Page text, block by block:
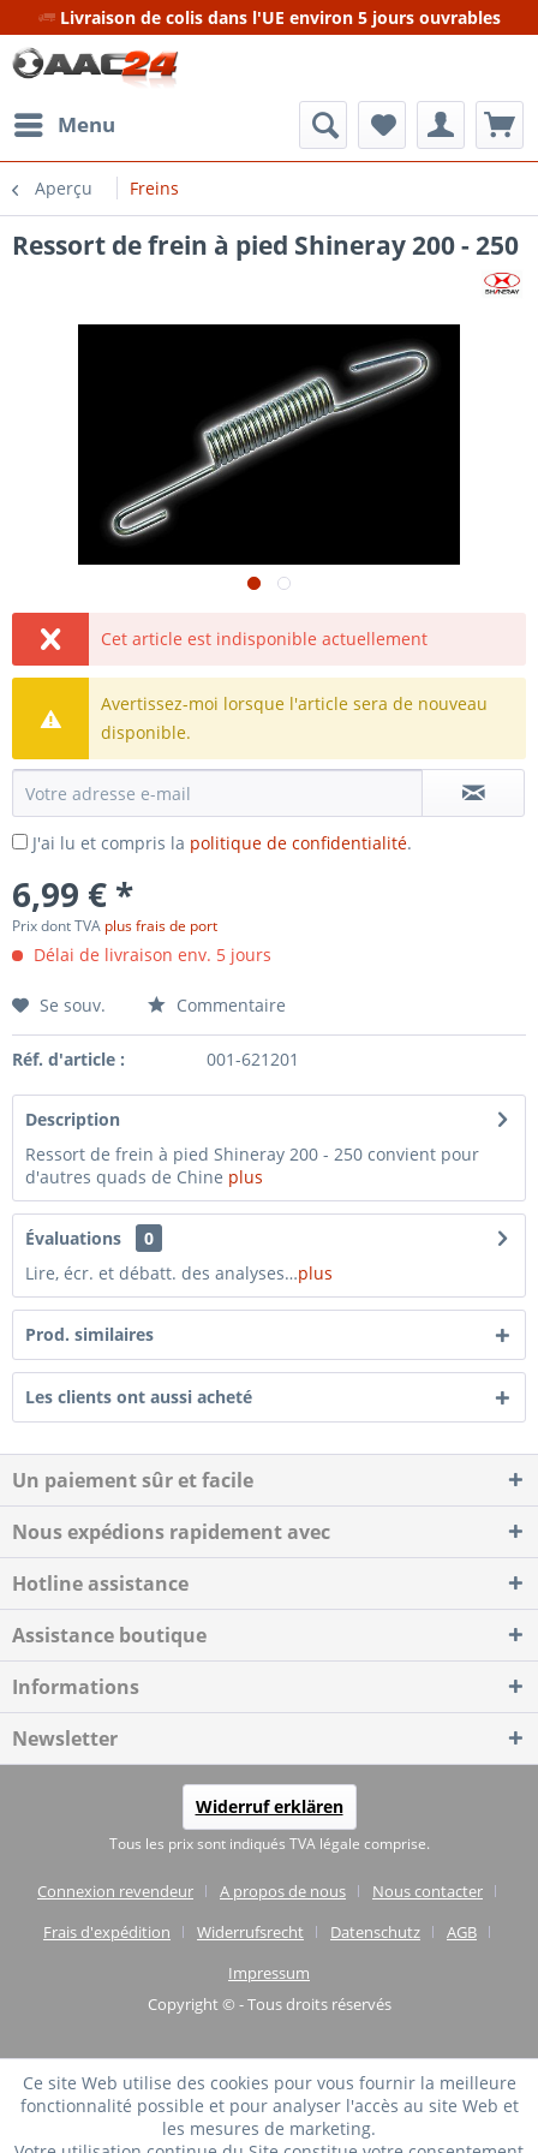
Livraison de colis dans l'UE environ 5 jours ouvrables
Menu
Aperçu Freins
Ressort de frein à pied Shineray 200 - 250
Cet article est indisponible actuellement
Avertissez-moi lorsque l'article sera de nouveau
disponible.
J'ai lu et compris la politique de confidentialité.
6,99 € *
Prix dont TVA plus frais de port
Délai de livraison env. 5 jours
Se souv. Commentaire
Réf. d'article : 001-621201
Description
Ressort de frein à pied Shineray 200 - 250 convient pour
d'autres quads de Chine plus
Évaluations
0
Lire, écr. et débatt. des analyses…plus
Prod. similaires
Les clients ont aussi acheté
Un paiement sûr et facile
Nous expédions rapidement avec
Hotline assistance
Assistance boutique
Informations
Newsletter
Widerruf erklären
Tous les prix sont indiqués TVA légale comprise.
Connexion revendeur A propos de nous
Nous contacter
Frais d'expédition
Widerrufsrecht Datenschutz
AGB
Impressum
Copyright © - Tous droits réservés
Ce site Web utilise des cookies pour vous fournir la meilleure
fonctionnalité possible et pour analyser l'accès au site Web et
les mesures de marketing.